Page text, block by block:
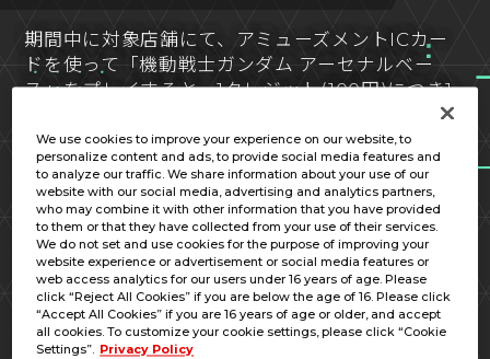
期間中に対象店舗にて、アミューズメントICカー
ドを使って「機動戦士ガンダム アーセナルベー
ス」をプレイすると、1クレジット(100円)につき1
ポイントを獲得することができ、10ポイントにつ
きプロモーションカードパック1つと交換すること
ができます。
キャンペーンサイト
対象店舗一覧
We use cookies to improve your experience on our website, to
personalize content and ads, to provide social media features and
to analyze our traffic. We share information about your use of our
website with our social media, advertising and analytics partners,
who may combine it with other information that you have provided
to them or that they have collected from your use of their services.
We do not set and use cookies for the purpose of improving your
website experience or advertisement or social media features or
web access analytics for our users under 16 years of age. Please
click “Reject All Cookies” if you are below the age of 16. Please click
“Accept All Cookies” if you are 16 years of age or older, and accept
all cookies. To customize your cookie settings, please click “Cookie
Settings”. Privacy Policy